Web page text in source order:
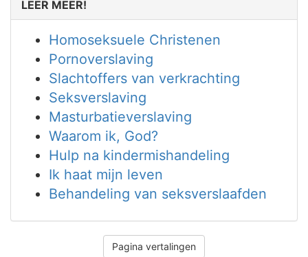
LEER MEER!
Homoseksuele Christenen
Pornoverslaving
Slachtoffers van verkrachting
Seksverslaving
Masturbatieverslaving
Waarom ik, God?
Hulp na kindermishandeling
Ik haat mijn leven
Behandeling van seksverslaafden
Pagina vertalingen